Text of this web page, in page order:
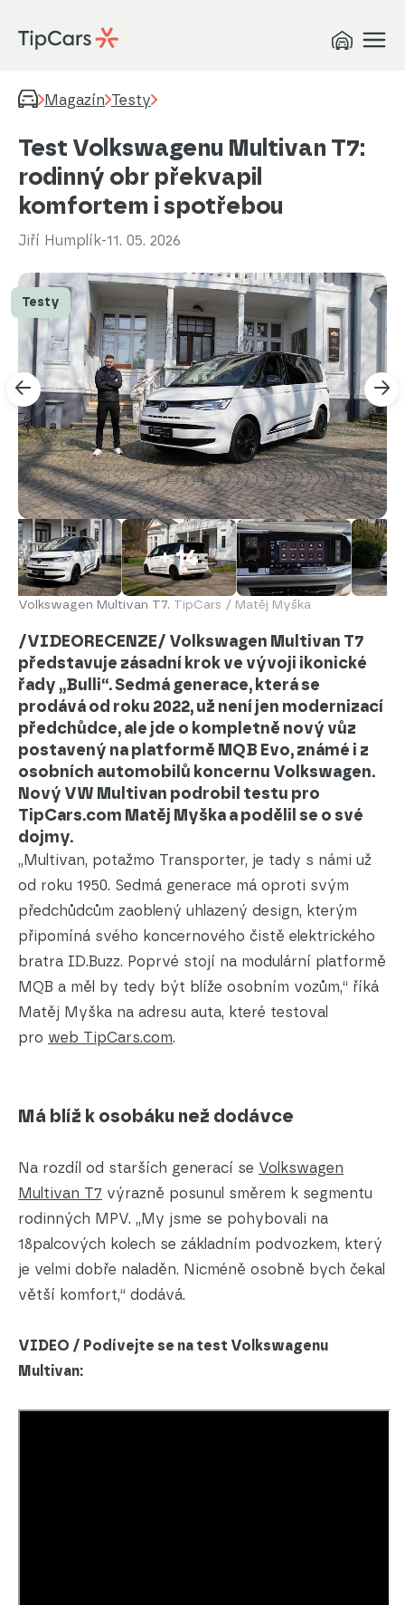
Magazín Testy
Test Volkswagenu Multivan T7:
rodinný obr překvapil
komfortem i spotřebou
Jiří Humplík-11. 05. 2026
+ 14
Volkswagen Multivan T7. TipCars / Matěj Myška
Testy
/VIDEORECENZE/ Volkswagen Multivan T7
představuje zásadní krok ve vývoji ikonické
řady „Bulli“. Sedmá generace, která se
prodává od roku 2022, už není jen modernizací
předchůdce, ale jde o kompletně nový vůz
postavený na platformě MQB Evo, známé i z
osobních automobilů koncernu Volkswagen.
Nový VW Multivan podrobil testu pro
TipCars.com Matěj Myška a podělil se o své
dojmy.
„Multivan, potažmo Transporter, je tady s námi už
od roku 1950. Sedmá generace má oproti svým
předchůdcům zaoblený uhlazený design, kterým
připomíná svého koncernového čistě elektrického
bratra ID.Buzz. Poprvé stojí na modulární platformě
MQB a měl by tedy být blíže osobním vozům,“ říká
Matěj Myška na adresu auta, které testoval
pro web TipCars.com.
Má blíž k osobáku než dodávce
Na rozdíl od starších generací se Volkswagen
Multivan T7 výrazně posunul směrem k segmentu
rodinných MPV. „My jsme se pohybovali na
18palcových kolech se základním podvozkem, který
je velmi dobře naladěn. Nicméně osobně bych čekal
větší komfort,“ dodává.
VIDEO / Podívejte se na test Volkswagenu
Multivan: